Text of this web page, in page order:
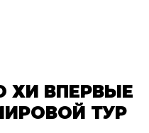
ХИ ВПЕРВЫЕ
ТУР